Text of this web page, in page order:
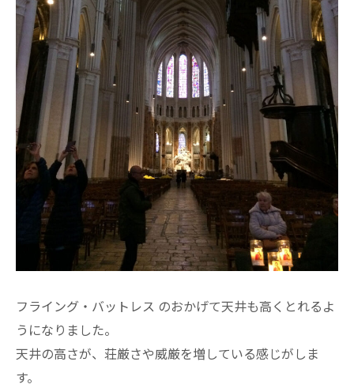
フライング・バットレス のおかげて天井も高くとれるよ
うになりました。
天井の高さが、荘厳さや威厳を増している感じがしま
す。